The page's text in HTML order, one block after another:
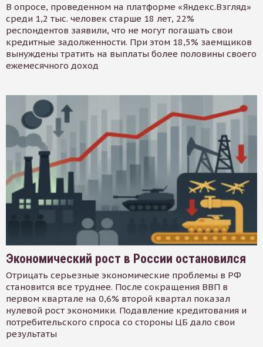
В опросе, проведенном на платформе «Яндекс.Взгляд»
среди 1,2 тыс. человек старше 18 лет, 22%
респондентов заявили, что не могут погашать свои
кредитные задолженности. При этом 18,5% заемщиков
вынуждены тратить на выплаты более половины своего
ежемесячного доход
Экономический рост в России остановился
Отрицать серьезные экономические проблемы в РФ
становится все труднее. После сокращения ВВП в
первом квартале на 0,6% второй квартал показал
нулевой рост экономики. Подавление кредитования и
потребительского спроса со стороны ЦБ дало свои
результаты